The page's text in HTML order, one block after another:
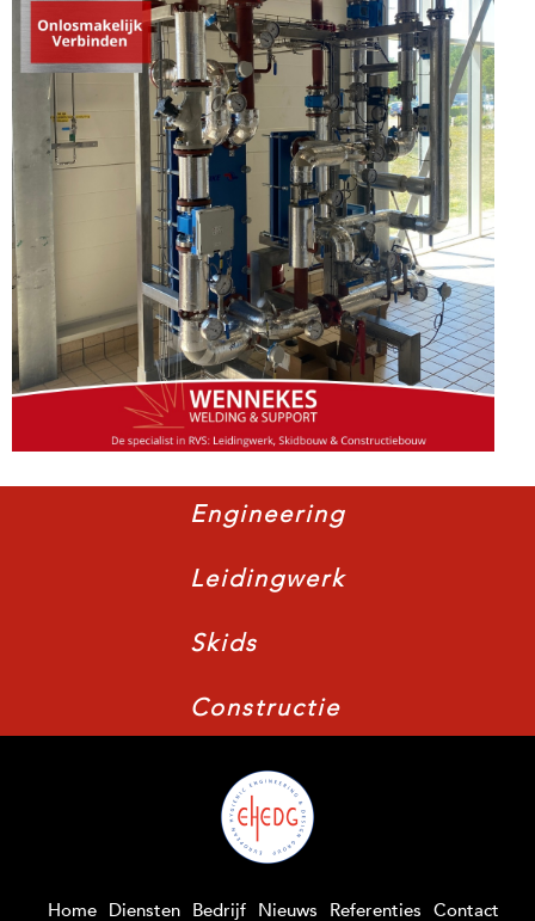
Engineering
Leidingwerk
Skids
Constructie
Home Diensten Bedrijf Nieuws Referenties Contact